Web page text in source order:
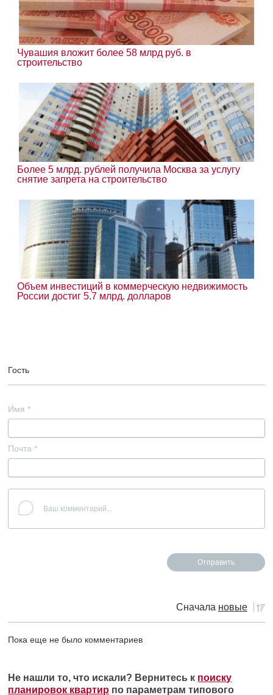
Чувашия вложит более 58 млрд руб. в
строительство
Более 5 млрд. рублей получила Москва за услугу
снятие запрета на строительство
Объем инвестиций в коммерческую недвижимость
России достиг 5.7 млрд. долларов
Гость
Имя *
Почта *
Сначала новые
Пока еще не было комментариев
Не нашли то, что искали? Вернитесь к поиску
планировок квартир по параметрам типового